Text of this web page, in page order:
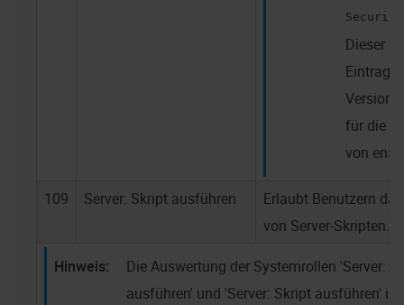
Dieser
Eintrag
Version
für die
von
109 Server: Skript ausführen
Erlaubt Benutzern
von Server-Skripten.
Die Auswertung der Systemrollen 'Server:
ausführen' und 'Server: Skript ausführen'